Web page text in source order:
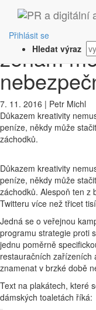
Přihlásit se
Hledat výraz
‹ Zpět
Plakát
ženám
7. 11. 2016 | Petr Michl
Důkazem kreativity
peníze, někdy může
záchodků.
Důkazem kreativity
peníze, někdy může
záchodků. Alespoň ten z
Twitteru více než třicet
Jedná se o veřejnou
programu strategie proti
jednu poměrně
restauračních zařízeních
znamenat v brzké době
Text na plakátech, které
dámských toaletách říká: